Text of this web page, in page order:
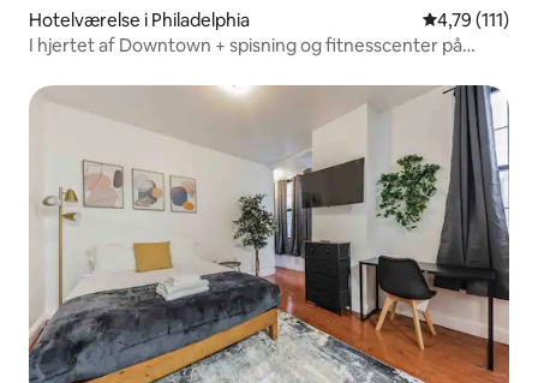
Hotelværelse i Philadelphia 4,79 ud af 5 i
4,79 (111)
I hjertet af Downtown + spisning og fitnesscenter på